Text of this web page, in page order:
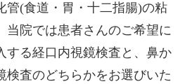
管(食道・胃・十二指腸)の粘
当院では患者さんのご希望に
する経口内視鏡検査と、鼻か
検査のどちらかをお選びいた